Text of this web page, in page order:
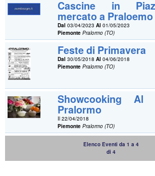
Cascine in
mercato a Praloemo
Dal 03/04/2023Al 01/05/2023
Piemonte Pralormo (TO)
Feste di Primavera
Dal 30/05/2018Al 04/06/2018
Piemonte Pralormo (TO)
Showcooking Al
Pralormo
Il 22/04/2018
Piemonte Pralormo (TO)
Elenco Eventi da 1 a 4
di 4